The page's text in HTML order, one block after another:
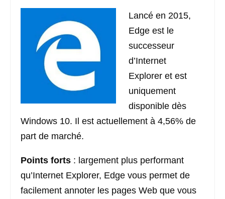
Lancé en 2015,
Edge est le
successeur
d’Internet
Explorer et est
uniquement
disponible dès
Windows 10. Il est actuellement à 4,56% de
part de marché.
Points forts : largement plus performant
qu’Internet Explorer, Edge vous permet de
facilement annoter les pages Web que vous